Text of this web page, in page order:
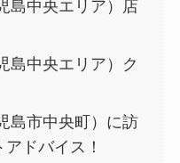
島中央エリア）店
島中央エリア）ク
島市中央町）に訪
ドバイス！